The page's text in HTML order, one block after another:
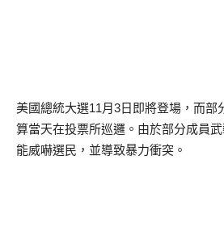
美國總統大選11月3日即將登場，而部
算當天在投票所巡邏。由於部分成員
能威嚇選民，並導致暴力衝突。